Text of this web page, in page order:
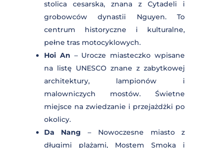
Chinami słynący z wodospadu Ban
Gioc i dzikich, górskich krajobrazów.
Środkowy Wietnam (Central Vietnam)
Hue – Historyczne miasto, dawna
stolica cesarska, znana z Cytadeli i
grobowców dynastii Nguyen. To
centrum historyczne i kulturalne,
pełne tras motocyklowych.
Hoi An– Urocze miasteczko wpisane
na listę UNESCO znane z zabytkowej